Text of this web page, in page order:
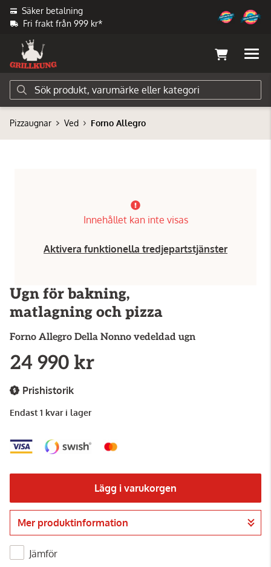
Säker betalning
Fri frakt från 999 kr*
Pizzaugnar Ved Forno Allegro
Innehållet kan inte visas
Aktivera funktionella tredjepartstjänster
Ugn för bakning,
matlagning och pizza
Forno Allegro Della Nonno vedeldad ugn
24 990 kr
Prishistorik
Endast 1 kvar i lager
Lägg i varukorgen
Gå till kassan
Mer produktinformation
Jämför